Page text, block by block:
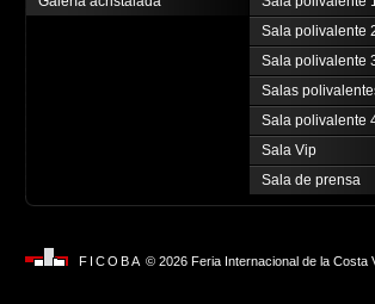
Sala polivalente
Sala polivalente
Salas
Sala polivalente
Sala Vip
Sala de prensa
FICOBA © 2026 Feria Internacional de la Costa